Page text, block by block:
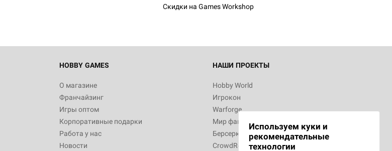
Скидки на Games Workshop
HOBBY GAMES
О магазине
Франчайзинг
Игры оптом
Корпоративные подарки
Работа у нас
Новости
НАШИ ПРОЕКТЫ
Hobby World
Игрокон
Warforge
Мир фантастики
Берсерк
CrowdRepublic
Используем куки и
рекомендательные
технологии